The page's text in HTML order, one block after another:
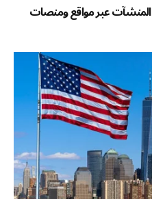
المنشآت عبر مواقع ومنصات